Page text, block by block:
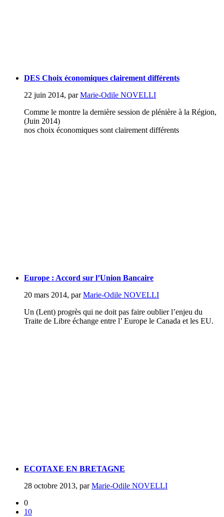
DES Choix économiques clairement différents
22 juin 2014, parMarie-Odile NOVELLI
Comme le montre la dernière session de plénière à la Région,
(Juin 2014)
nos choix économiques sont clairement différents
Europe : Accord sur l’Union Bancaire
20 mars 2014, parMarie-Odile NOVELLI
Un (Lent) progrès qui ne doit pas faire oublier l’enjeu du
Traite de Libre échange entre l’ Europe le Canada et les EU.
ECOTAXE EN BRETAGNE
28 octobre 2013, parMarie-Odile NOVELLI
0
10